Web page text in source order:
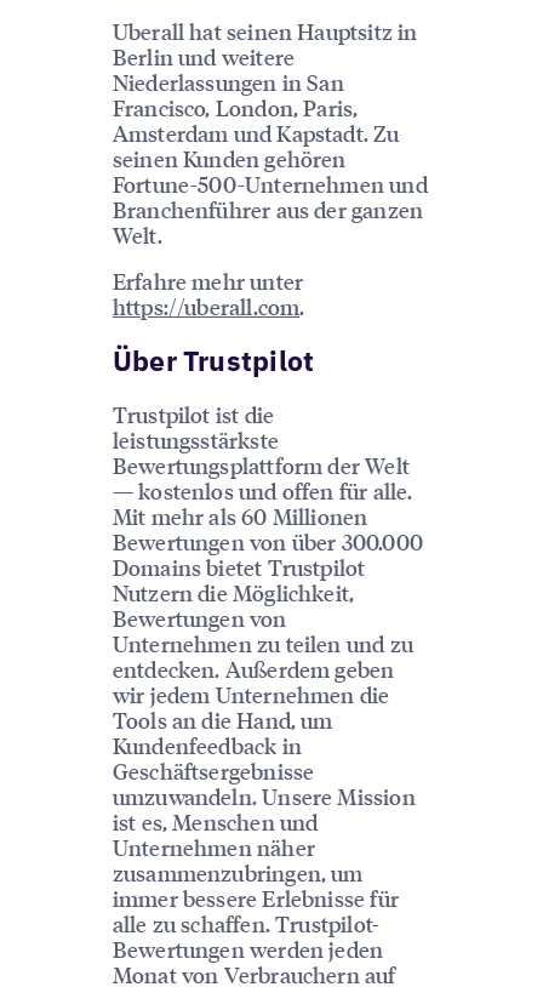
Uberall hat seinen Hauptsitz in
Berlin und weitere
Niederlassungen in San
Francisco, London, Paris,
Amsterdam und Kapstadt. Zu
seinen Kunden gehören
Fortune-500-Unternehmen und
Branchenführer aus der ganzen
Welt.
Erfahre mehr unter
https://uberall.com.
Über Trustpilot
Trustpilot ist die
leistungsstärkste
Bewertungsplattform der Welt
— kostenlos und offen für alle.
Mit mehr als 60 Millionen
Bewertungen von über 300.000
Domains bietet Trustpilot
Nutzern die Möglichkeit,
Bewertungen von
Unternehmen zu teilen und zu
entdecken. Außerdem geben
wir jedem Unternehmen die
Tools an die Hand, um
Kundenfeedback in
Geschäftsergebnisse
umzuwandeln. Unsere Mission
ist es, Menschen und
Unternehmen näher
zusammenzubringen, um
immer bessere Erlebnisse für
alle zu schaffen. Trustpilot-
Bewertungen werden jeden
Monat von Verbrauchern auf